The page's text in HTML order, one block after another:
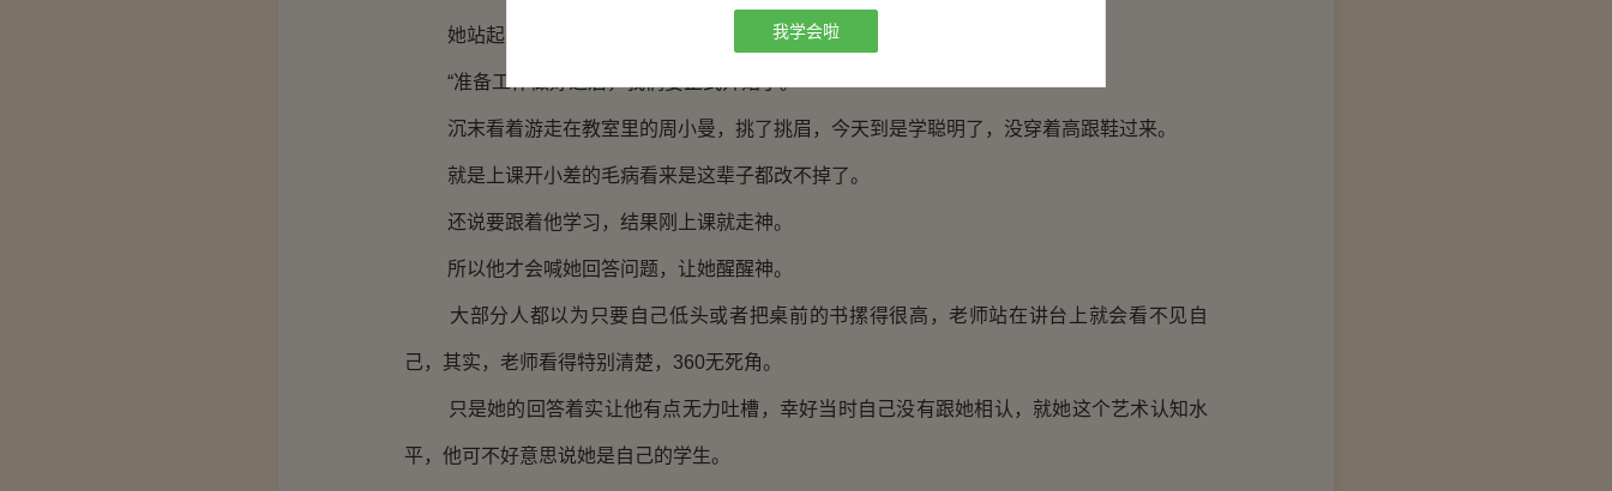
她站起身没有迟疑任何一秒，以此来掩饰自己的尴尬。
“准备工作做好之后，我们要正式开始了。”
沉末看着游走在教室里的周小曼，挑了挑眉，今天到是学聪明了，没穿着高跟鞋过来。
就是上课开小差的毛病看来是这辈子都改不掉了。
还说要跟着他学习，结果刚上课就走神。
所以他才会喊她回答问题，让她醒醒神。
大部分人都以为只要自己低头或者把桌前的书摞得很高，老师站在讲台上就会看不见自
己，其实，老师看得特别清楚，360无死角。
只是她的回答着实让他有点无力吐槽，幸好当时自己没有跟她相认，就她这个艺术认知水
平，他可不好意思说她是自己的学生。
我学会啦